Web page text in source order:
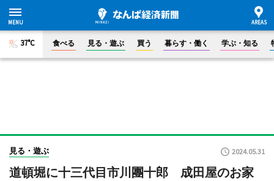
37°C 食べる 見る・遊ぶ 買う 暮らす・働く 学ぶ・知る
見る・遊ぶ 2024.05.31
道頓堀に十三代目市川團十郎 成田屋のお家